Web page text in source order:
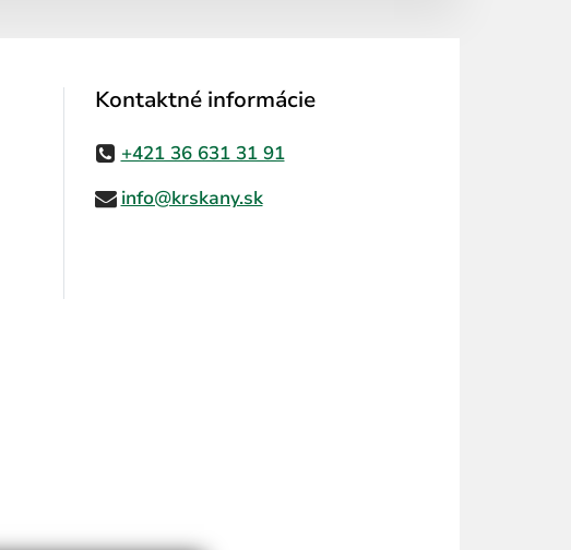
Kontaktné informácie
+421 36 631 31 91
info@krskany.sk